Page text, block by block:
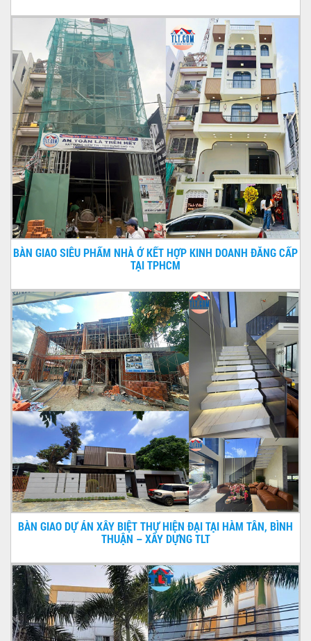
BÀN GIAO SIÊU PHẨM NHÀ Ở KẾT HỢP KINH DOANH ĐẲNG CẤP
TẠI TPHCM
BÀN GIAO DỰ ÁN XÂY BIỆT THỰ HIỆN ĐẠI TẠI HÀM TÂN, BÌNH
THUẬN – XÂY DỰNG TLT